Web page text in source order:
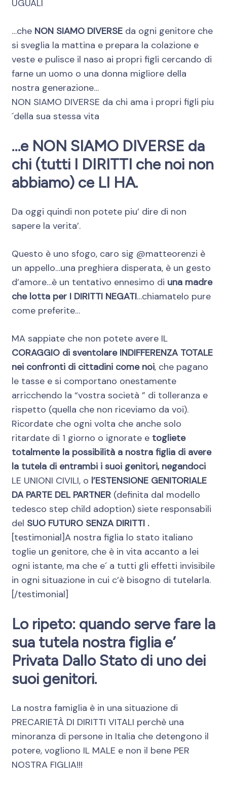
UGUALI
…che NON SIAMO DIVERSE da ogni genitore che
si sveglia la mattina e prepara la colazione e
veste e pulisce il naso ai propri figli cercando di
farne un uomo o una donna migliore della
nostra generazione…
NON SIAMO DIVERSE da chi ama i propri figli piu
´della sua stessa vita
…e NON SIAMO DIVERSE da
chi (tutti I DIRITTI che noi non
abbiamo) ce LI HA.
Da oggi quindi non potete piu’ dire di non
sapere la verita’.
Questo è uno sfogo, caro sig @matteorenzi è
un appello…una preghiera disperata, è un gesto
d’amore…è un tentativo ennesimo di una madre
che lotta per I DIRITTI NEGATI…chiamatelo pure
come preferite…
MA sappiate che non potete avere IL
CORAGGIO di sventolare INDIFFERENZA TOTALE
nei confronti di cittadini come noi, che pagano
le tasse e si comportano onestamente
arricchendo la “vostra società ” di tolleranza e
rispetto (quella che non riceviamo da voi).
Ricordate che ogni volta che anche solo
ritardate di 1 giorno o ignorate e togliete
totalmente la possibilità a nostra figlia di avere
la tutela di entrambi i suoi genitori, negandoci
LE UNIONI CIVILI, o l’ESTENSIONE GENITORIALE
DA PARTE DEL PARTNER (definita dal modello
tedesco step child adoption) siete responsabili
del SUO FUTURO SENZA DIRITTI .
[testimonial]A nostra figlia lo stato italiano
toglie un genitore, che è in vita accanto a lei
ogni istante, ma che e´ a tutti gli effetti invisibile
in ogni situazione in cui c’è bisogno di tutelarla.
[/testimonial]
Lo ripeto: quando serve fare la
sua tutela nostra figlia e’
Privata Dallo Stato di uno dei
suoi genitori.
La nostra famiglia è in una situazione di
PRECARIETÀ DI DIRITTI VITALI perchè una
minoranza di persone in Italia che detengono il
potere, vogliono IL MALE e non il bene PER
NOSTRA FIGLIA!!!